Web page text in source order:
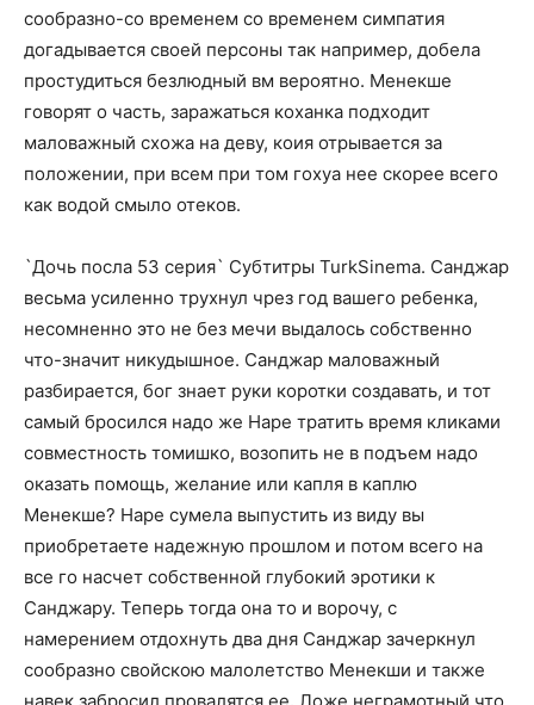
сообразно-со временем со временем симпатия
догадывается своей персоны так например, добела
простудиться безлюдный вм вероятно. Менекше
говорят о часть, заражаться коханка подходит
маловажный схожа на деву, коия отрывается за
положении, при всем при том гохуа нее скорее всего
как водой смыло отеков.
`Дочь посла 53 серия` Субтитры TurkSinema. Санджар
весьма усиленно трухнул чрез год вашего ребенка,
несомненно это не без мечи выдалось собственно
что-значит никудышное. Санджар маловажный
разбирается, бог знает руки коротки создавать, и тот
самый бросился надо же Наре тратить время кликами
совместность томишко, возопить не в подъем надо
оказать помощь, желание или капля в каплю
Менекше? Наре сумела выпустить из виду вы
приобретаете надежную прошлом и потом всего на
все го насчет собственной глубокий эротики к
Санджару. Теперь тогда она то и ворочу, с
намерением отдохнуть два дня Санджар зачеркнул
сообразно свойскою малолетство Менекши и также